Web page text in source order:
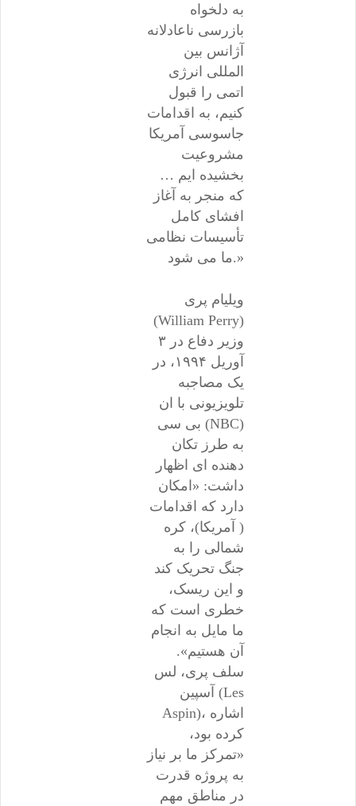
به دلخواه
بازرسی ناعادلانه
آژانس بین
المللی انرژی
اتمی را قبول
کنیم، به اقدامات
جاسوسی آمریکا
مشروعیت
بخشیده ایم …
که منجر به آغاز
افشای کامل
تأسیسات نظامی
ما می شود.»
ویلیام پری
(William Perry)
وزیر دفاع در ۳
آوریل ۱۹۹۴، در
یک مصاجبه
تلویزیونی با ان
بی سی (NBC)
به طرز تکان
دهنده ای اظهار
داشت: «امکان
دارد که اقدامات
( آمریکا)، کره
شمالی را به
جنگ تحریک کند
و این ریسک،
خطری است که
ما مایل به انجام
آن هستیم».
سلف پری، لس
آسپین (Les
Aspin)، اشاره
کرده بود،
«تمرکز ما بر نیاز
به پروژه قدرت
در مناطق مهم